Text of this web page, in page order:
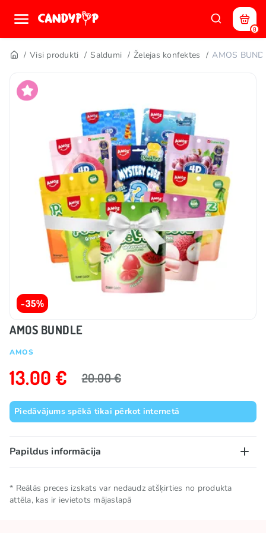
0
Visi produkti Saldumi Želejas konfektes AMOS
-35%
AMOS BUNDLE
AMOS
13.00 € 20.00 €
Piedāvājums spēkā tikai pērkot internetā
Papildus informācija
Uzglabāšanas
nosacījumi
Uzglabāt vēsā un sausā
* Reālās preces izskats var nedaudz atšķirties no produkta
attēla, kas ir ievietots mājaslapā